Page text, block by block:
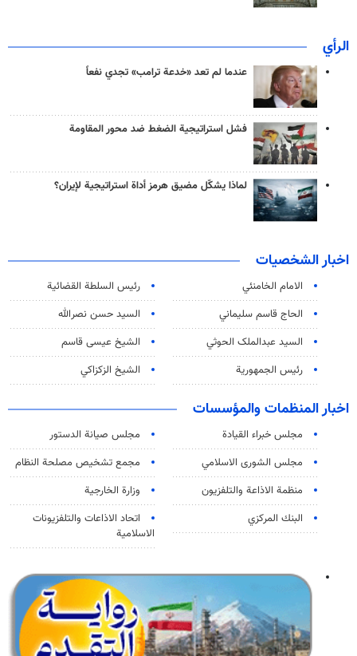
الرأي
عندما لم تعد «خدعة ترامب» تجدي نفعاً
فشل استراتيجية الضغط ضد محور المقاومة
لماذا يشكّل مضيق هرمز أداة استراتيجية لإيران؟
اخبار الشخصيات
الامام الخامنئي
رئیس السلطة القضائیة
الحاج قاسم سليماني
السيد حسن نصرالله
السید عبدالملک الحوثي
الشيخ عيسى قاسم
رئيس الجمهورية
الشيخ الزكزاكي
اخبار المنظمات والمؤسسات
مجلس خبراء القيادة
مجلس صيانة الدستور
مجلس الشورى الاسلامي
مجمع تشخيص مصلحة النظام
منظمة الاذاعة والتلفزیون
وزارة الخارجية
البنك المركزي
اتحاد الاذاعات والتلفزيونات
الاسلامية